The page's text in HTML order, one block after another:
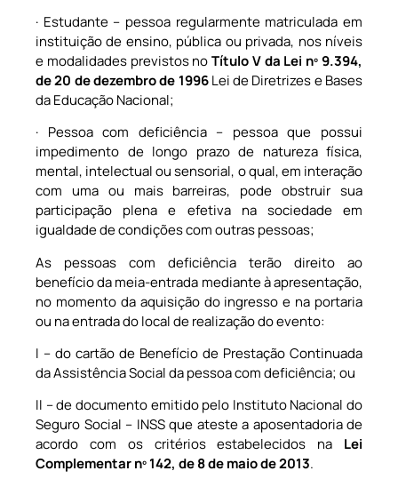
· Estudante – pessoa regularmente matriculada em
instituição de ensino, pública ou privada, nos níveis
e modalidades previstos noTítulo V da Lei nº 9.394,
de 20 de dezembro de 1996Lei de Diretrizes e Bases
da Educação Nacional;
· Pessoa com deficiência – pessoa que possui
impedimento de longo prazo de natureza física,
mental, intelectual ou sensorial, o qual, em interação
com uma ou mais barreiras, pode obstruir sua
participação plena e efetiva na sociedade em
igualdade de condições com outras pessoas;
As pessoas com deficiência terão direito ao
benefício da meia-entrada mediante à apresentação,
no momento da aquisição do ingresso e na portaria
ou na entrada do local de realização do evento:
I – do cartão de Benefício de Prestação Continuada
da Assistência Social da pessoa com deficiência; ou
II – de documento emitido pelo Instituto Nacional do
Seguro Social – INSS que ateste a aposentadoria de
acordo com os critérios estabelecidos na Lei
Complementar nº 142, de 8 de maio de 2013.